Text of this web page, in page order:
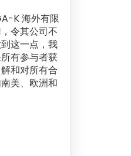
K 海外有限
令其公司不
这一点，我
有参与者获
和对所有合
美、欧洲和